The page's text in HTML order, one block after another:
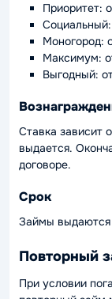
Приоритет:
Моногород:
Максимум:
Выгодный:
Ставка зависит
выдается.
договоре.
Срок
Займы выдаются
Повторный
При условии